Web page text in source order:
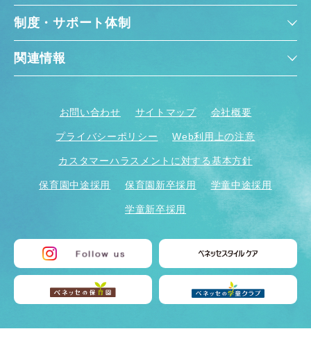
制度・サポート体制
関連情報
お問い合わせ サイトマップ 会社概要
プライバシーポリシー Web利用上の注意
カスタマーハラスメントに対する基本方針
保育園中途採用 保育園新卒採用 学童中途採用
学童新卒採用